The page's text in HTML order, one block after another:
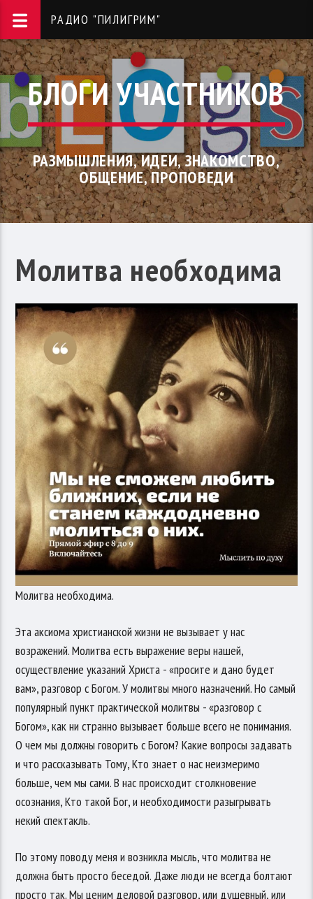
РАДИО "ПИЛИГРИМ"
БЛОГИ УЧАСТНИКОВ
РАЗМЫШЛЕНИЯ, ИДЕИ, ЗНАКОМСТВО,
ОБЩЕНИЕ, ПРОПОВЕДИ
Молитва необходима
Молитва необходима.
Эта аксиома христианской жизни не вызывает у нас
возражений. Молитва есть выражение веры нашей,
осуществление указаний Христа - «просите и дано будет
вам», разговор с Богом. У молитвы много назначений. Но самый
популярный пункт практической молитвы - «разговор с
Богом», как ни странно вызывает больше всего не понимания.
О чем мы должны говорить с Богом? Какие вопросы задавать
и что рассказывать Тому, Кто знает о нас неизмеримо
больше, чем мы сами. В нас происходит столкновение
осознания, Кто такой Бог, и необходимости разыгрывать
некий спектакль.
По этому поводу меня и возникла мысль, что молитва не
должна быть просто беседой. Даже люди не всегда болтают
просто так. Мы ценим деловой разговор, или душевный, или